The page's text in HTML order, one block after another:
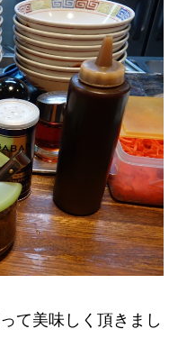
て美味しく頂きまし